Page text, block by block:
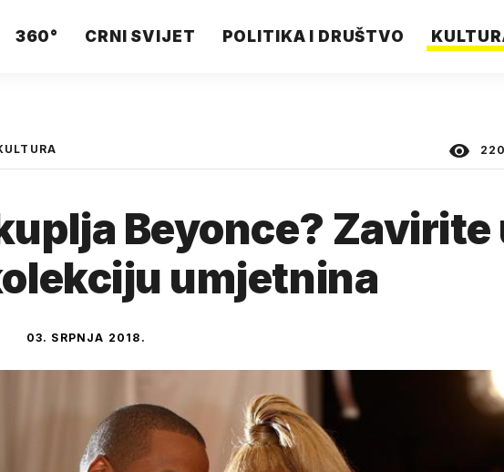
360° CRNI SVIJET POLITIKA I DRUŠTVO
Beyonce? Zavirite
umjetnina
03. SRPNJA 2018.